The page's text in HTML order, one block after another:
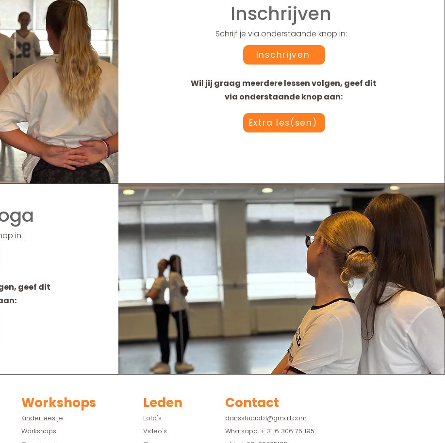
Inschrijven
Schrijf je via onderstaande knop in:
Inschrijven
Wil jij graag meerdere lessen volgen, geef dit
via onderstaande knop aan:
Extra les(sen)
in:
geef dit
Workshops
Kinderfeestje
Workshops
Leden
Foto's
Video's
Contact
dansstudiob1@gmail.com
Whatsapp: + 31 6 306 75 195